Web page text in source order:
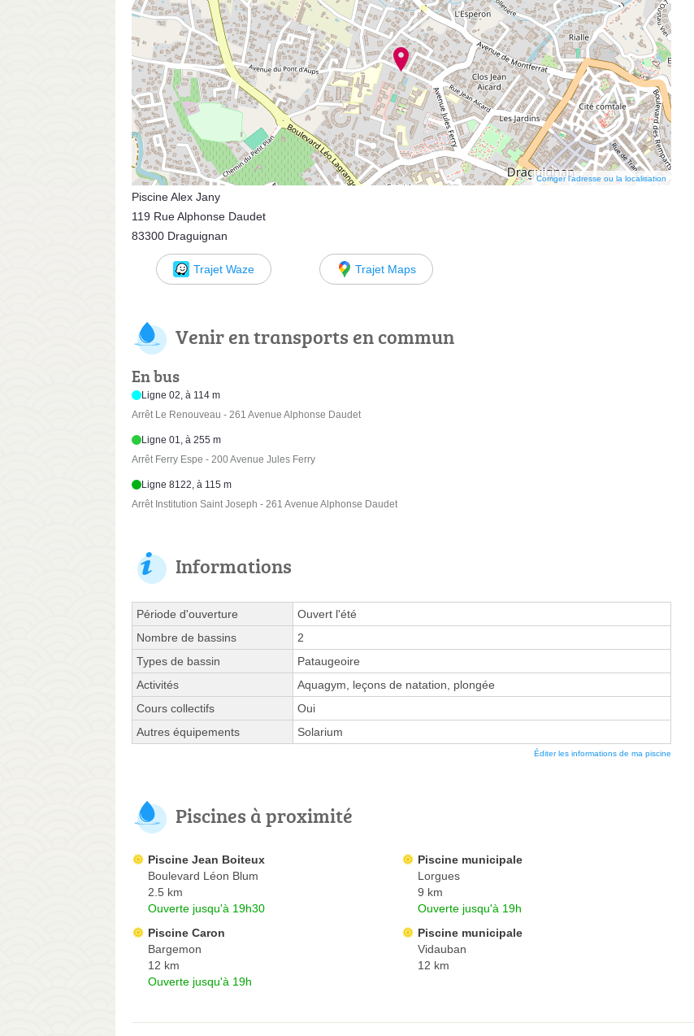
Corriger l’adresse ou la localisation
Piscine Alex Jany
119 Rue Alphonse Daudet
83300 Draguignan
Trajet Waze Trajet Maps
Venir en transports en commun
En bus
Ligne 02, à 114 m
Arrêt Le Renouveau - 261 Avenue Alphonse Daudet
Ligne 01, à 255 m
Arrêt Ferry Espe - 200 Avenue Jules Ferry
Ligne 8122, à 115 m
Arrêt Institution Saint Joseph - 261 Avenue Alphonse Daudet
Informations
Période d'ouverture
Ouvert l'été
Nombre de bassins
2
Types de bassin
Pataugeoire
Activités
Aquagym, leçons de natation, plongée
Cours collectifs
Oui
Autres équipements
Solarium
Éditer les informations de ma piscine
Piscines à proximité
Piscine Jean Boiteux
Boulevard Léon Blum
2.5 km
Ouverte jusqu'à 19h30
Piscine municipale
Lorgues
9 km
Ouverte jusqu'à 19h
Piscine Caron
Bargemon
12 km
Ouverte jusqu'à 19h
Piscine municipale
Vidauban
12 km